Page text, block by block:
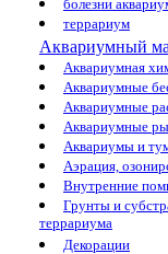
болезни
террариум
Аквариумный
Аквариумная
Аквариумные
Аквариумные
Аквариумные
Аквариумы и
Аэрация,
Внутренние
Грунты и
террариума
Декорации